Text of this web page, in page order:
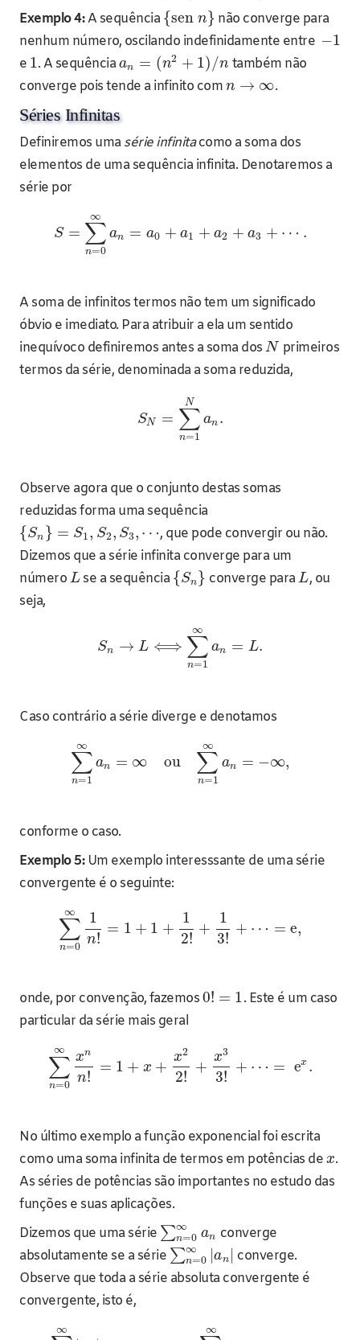
Exemplo 4:A sequência{sen n} não converge para
nenhum número, oscilando indefinidamente entre −1
e 1. A sequênciaan = (n2 + 1)/n também não
converge pois tende a infinito com n → ∞.
Séries Infinitas
Definiremos umasérie infinitacomo a soma dos
elementos de uma sequência infinita. Denotaremos a
série por
S = ∑
n=0
∞
an = a0 + a1 + a2 + a3 + ⋯ .
A soma de infinitos termos não tem um significado
óbvio e imediato. Para atribuir a ela um sentido
inequívoco definiremos antes a soma dos N primeiros
termos da série, denominada a soma reduzida,
SN = ∑
n=1
N
an .
Observe agora que o conjunto destas somas
reduzidas forma uma sequência
{Sn } = S1, S2, S3, ⋯, que pode convergir ou não.
Dizemos que a série infinita converge para um
número Lse a sequência{Sn } converge paraL, ou
seja,
Sn → L ⟺ ∑
n=1
∞
an = L.
Caso contrário a série diverge e denotamos
∑
n=1
∞
an = ∞ ou ∑
n=1
∞
an = −∞,
conforme o caso.
Exemplo 5: Um exemplo interesssante de uma série
convergente é o seguinte:
∑
n=0
∞ 1
n!
= 1 + 1 +
1
2!
+
1
3!
+ ⋯ = e,
onde, por convenção, fazemos0! = 1. Este é um caso
particular da série mais geral
∑
n=0
∞ xn
n!
= 1 + x +
x2
2!
+
x3
3!
+ ⋯ = ex .
No último exemplo a função exponencial foi escrita
como uma soma infinita de termos em potências de x.
As séries de potências são importantes no estudo das
funções e suas aplicações.
Dizemos que uma série ∑∞
n=0 an converge
absolutamente se a série ∑∞
n=0 |an
converge.
Observe que toda a série absoluta convergente é
convergente, isto é,
∞ ∞